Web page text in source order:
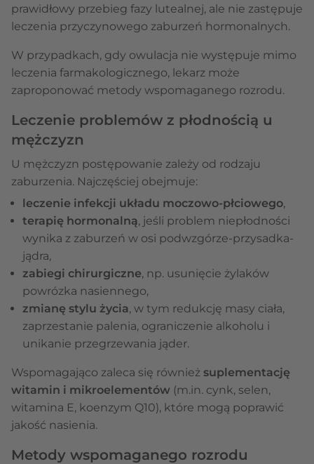
prawidłowy przebieg fazy lutealnej, ale nie zastępuje
leczenia przyczynowego zaburzeń hormonalnych.
W przypadkach, gdy owulacja nie występuje mimo
leczenia farmakologicznego, lekarz może
zaproponować metody wspomaganego rozrodu.
Leczenie problemów z płodnością u
mężczyzn
U mężczyzn postępowanie zależy od rodzaju
zaburzenia. Najczęściej obejmuje:
leczenie infekcji układu moczowo-płciowego,
terapię hormonalną, jeśli problem niepłodności
wynika z zaburzeń w osi podwzgórze-przysadka-
jądra,
zabiegi chirurgiczne, np. usunięcie żylaków
powrózka nasiennego,
zmianę stylu życia, w tym redukcję masy ciała,
zaprzestanie palenia, ograniczenie alkoholu i
unikanie przegrzewania jąder.
Wspomagająco zaleca się również suplementację
witamin i mikroelementów (m.in. cynk, selen,
witamina E, koenzym Q10), które mogą poprawić
jakość nasienia.
Metody wspomaganego rozrodu